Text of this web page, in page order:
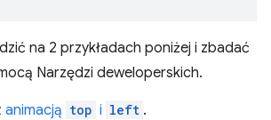
na 2 przykładach poniżej i zbadać
Narzędzi deweloperskich.
animacją top i left .